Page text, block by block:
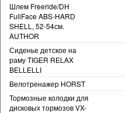
Шлем Freeride/DH
FullFace ABS-HARD
SHELL, 52-54см.
AUTHOR
Сиденье детское на
раму TIGER RELAX
BELLELLI
Велотренажер HORST
Тормозные колодки для
дисковых тормозов VX-